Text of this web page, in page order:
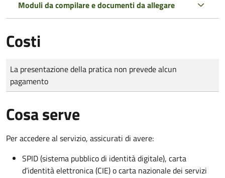
Moduli da compilare e documenti da allegare
Costi
Tipo di pagamento
Importo
La presentazione della pratica non prevede alcun
pagamento
Cosa serve
Per accedere al servizio, assicurati di avere:
SPID (sistema pubblico di identità digitale), carta
d’identità elettronica (CIE) o carta nazionale dei servizi